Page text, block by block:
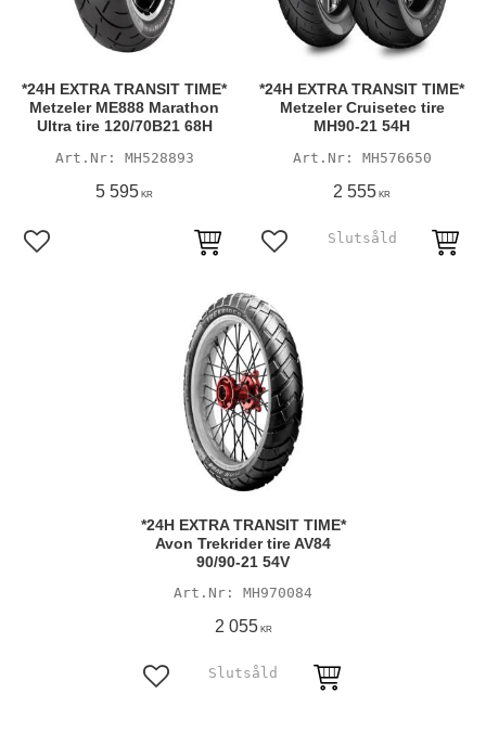
*24H EXTRA TRANSIT TIME*
Metzeler ME888 Marathon
Ultra tire 120/70B21 68H
MH528893
5 595 KR
Lägg till i favoriter
*24H EXTRA TRANSIT TIME*
Metzeler Cruisetec tire
MH90-21 54H
MH576650
2 555 KR
Lägg till i favoriter
*24H EXTRA TRANSIT TIME*
Avon Trekrider tire AV84
90/90-21 54V
MH970084
2 055KR
Lägg till i favoriter